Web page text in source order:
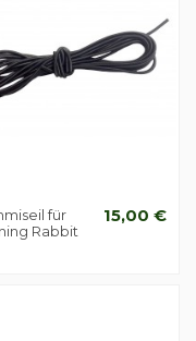
für
Rabbit
15,00 €